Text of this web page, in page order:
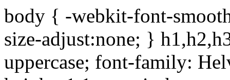
body { -webkit-font-
size-adjust:none; }
uppercase; font-family: